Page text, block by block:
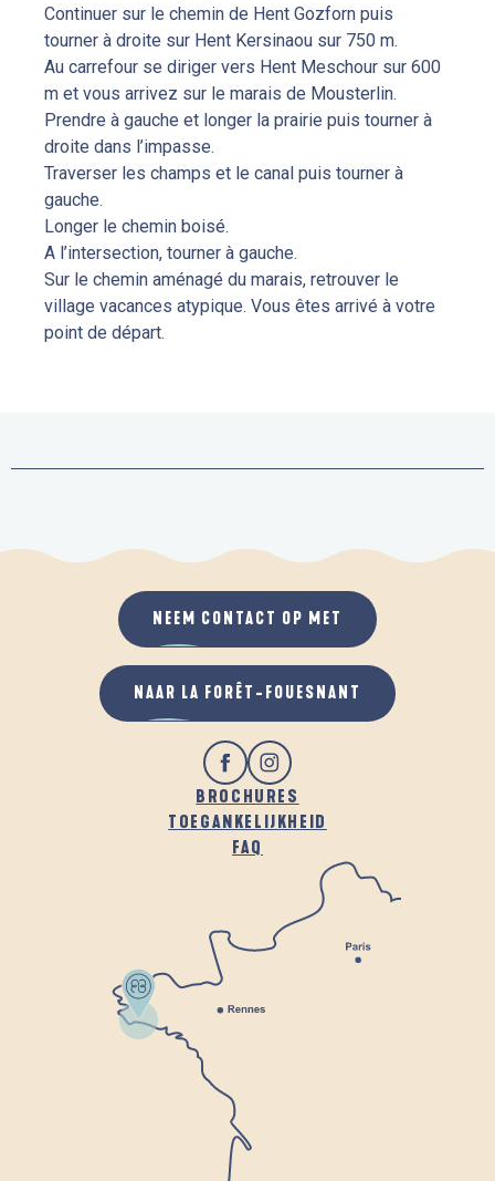
Continuer sur le chemin de Hent Gozforn puis
tourner à droite sur Hent Kersinaou sur 750 m.
Au carrefour se diriger vers Hent Meschour sur 600
m et vous arrivez sur le marais de Mousterlin.
Prendre à gauche et longer la prairie puis tourner à
droite dans l’impasse.
Traverser les champs et le canal puis tourner à
gauche.
Longer le chemin boisé.
A l’intersection, tourner à gauche.
Sur le chemin aménagé du marais, retrouver le
village vacances atypique. Vous êtes arrivé à votre
point de départ.
BROCHURES
TOEGANKELIJKHEID
FAQ
NEEM CONTACT OP MET
NAAR LA FORÊT-FOUESNANT